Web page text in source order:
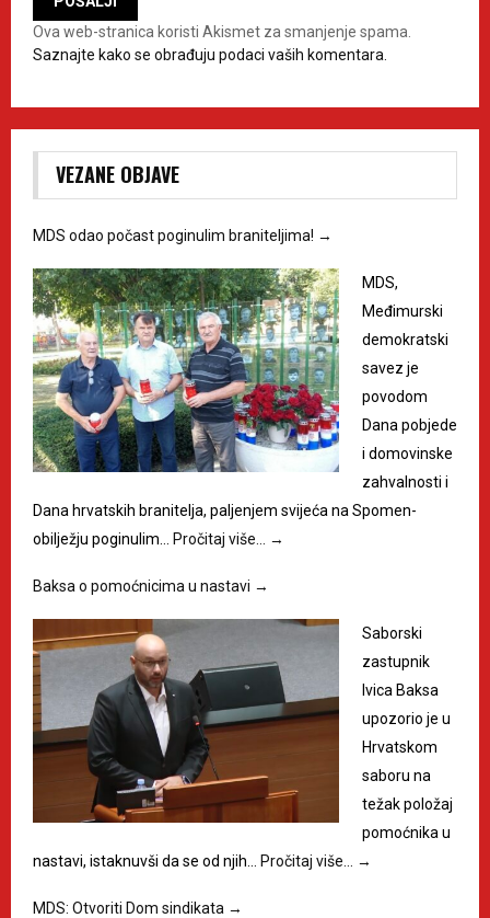
Ova web-stranica koristi Akismet za smanjenje spama.
Saznajte kako se obrađuju podaci vaših komentara.
VEZANE OBJAVE
MDS odao počast poginulim braniteljima! →
MDS,
Međimurski
demokratski
savez je
povodom
Dana pobjede
i domovinske
zahvalnosti i
Dana hrvatskih branitelja, paljenjem svijeća na Spomen-
obilježju poginulim…
Pročitaj više… →
Baksa o pomoćnicima u nastavi →
Saborski
zastupnik
Ivica Baksa
upozorio je u
Hrvatskom
saboru na
težak položaj
pomoćnika u
nastavi, istaknuvši da se od njih…
Pročitaj više… →
MDS: Otvoriti Dom sindikata →